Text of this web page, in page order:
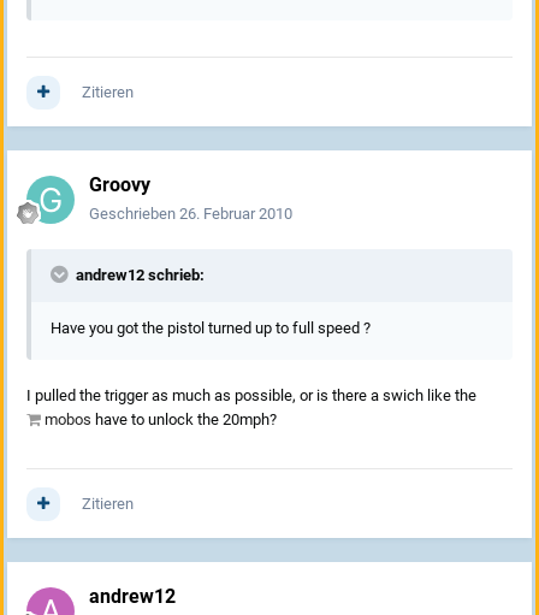
Zitieren
Groovy
Geschrieben 26. Februar 2010
andrew12 schrieb:
Have you got the pistol turned up to full speed ?
I pulled the trigger as much as possible, or is there a swich like the
mobos have to unlock the 20mph?
Zitieren
andrew12